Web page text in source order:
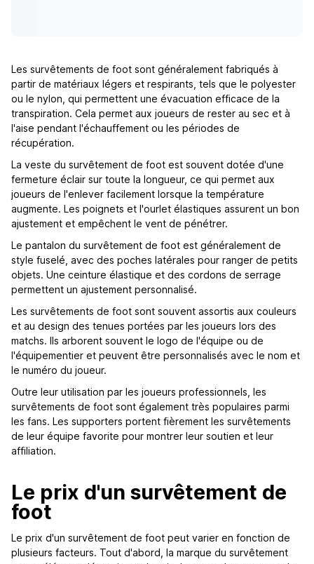
Les survêtements de foot sont généralement fabriqués à
partir de matériaux légers et respirants, tels que le polyester
ou le nylon, qui permettent une évacuation efficace de la
transpiration. Cela permet aux joueurs de rester au sec et à
l'aise pendant l'échauffement ou les périodes de
récupération.
La veste du survêtement de foot est souvent dotée d'une
fermeture éclair sur toute la longueur, ce qui permet aux
joueurs de l'enlever facilement lorsque la température
augmente. Les poignets et l'ourlet élastiques assurent un bon
ajustement et empêchent le vent de pénétrer.
Le pantalon du survêtement de foot est généralement de
style fuselé, avec des poches latérales pour ranger de petits
objets. Une ceinture élastique et des cordons de serrage
permettent un ajustement personnalisé.
Les survêtements de foot sont souvent assortis aux couleurs
et au design des tenues portées par les joueurs lors des
matchs. Ils arborent souvent le logo de l'équipe ou de
l'équipementier et peuvent être personnalisés avec le nom et
le numéro du joueur.
Outre leur utilisation par les joueurs professionnels, les
survêtements de foot sont également très populaires parmi
les fans. Les supporters portent fièrement les survêtements
de leur équipe favorite pour montrer leur soutien et leur
affiliation.
Le prix d'un survêtement de
foot
Le prix d'un survêtement de foot peut varier en fonction de
plusieurs facteurs. Tout d'abord, la marque du survêtement